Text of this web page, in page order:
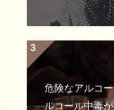
危険なアルコ
ルコール中毒